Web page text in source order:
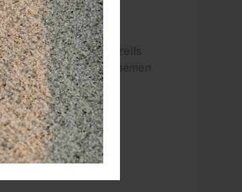
afgesloten en zelfs
makkelijk de pot meenemen